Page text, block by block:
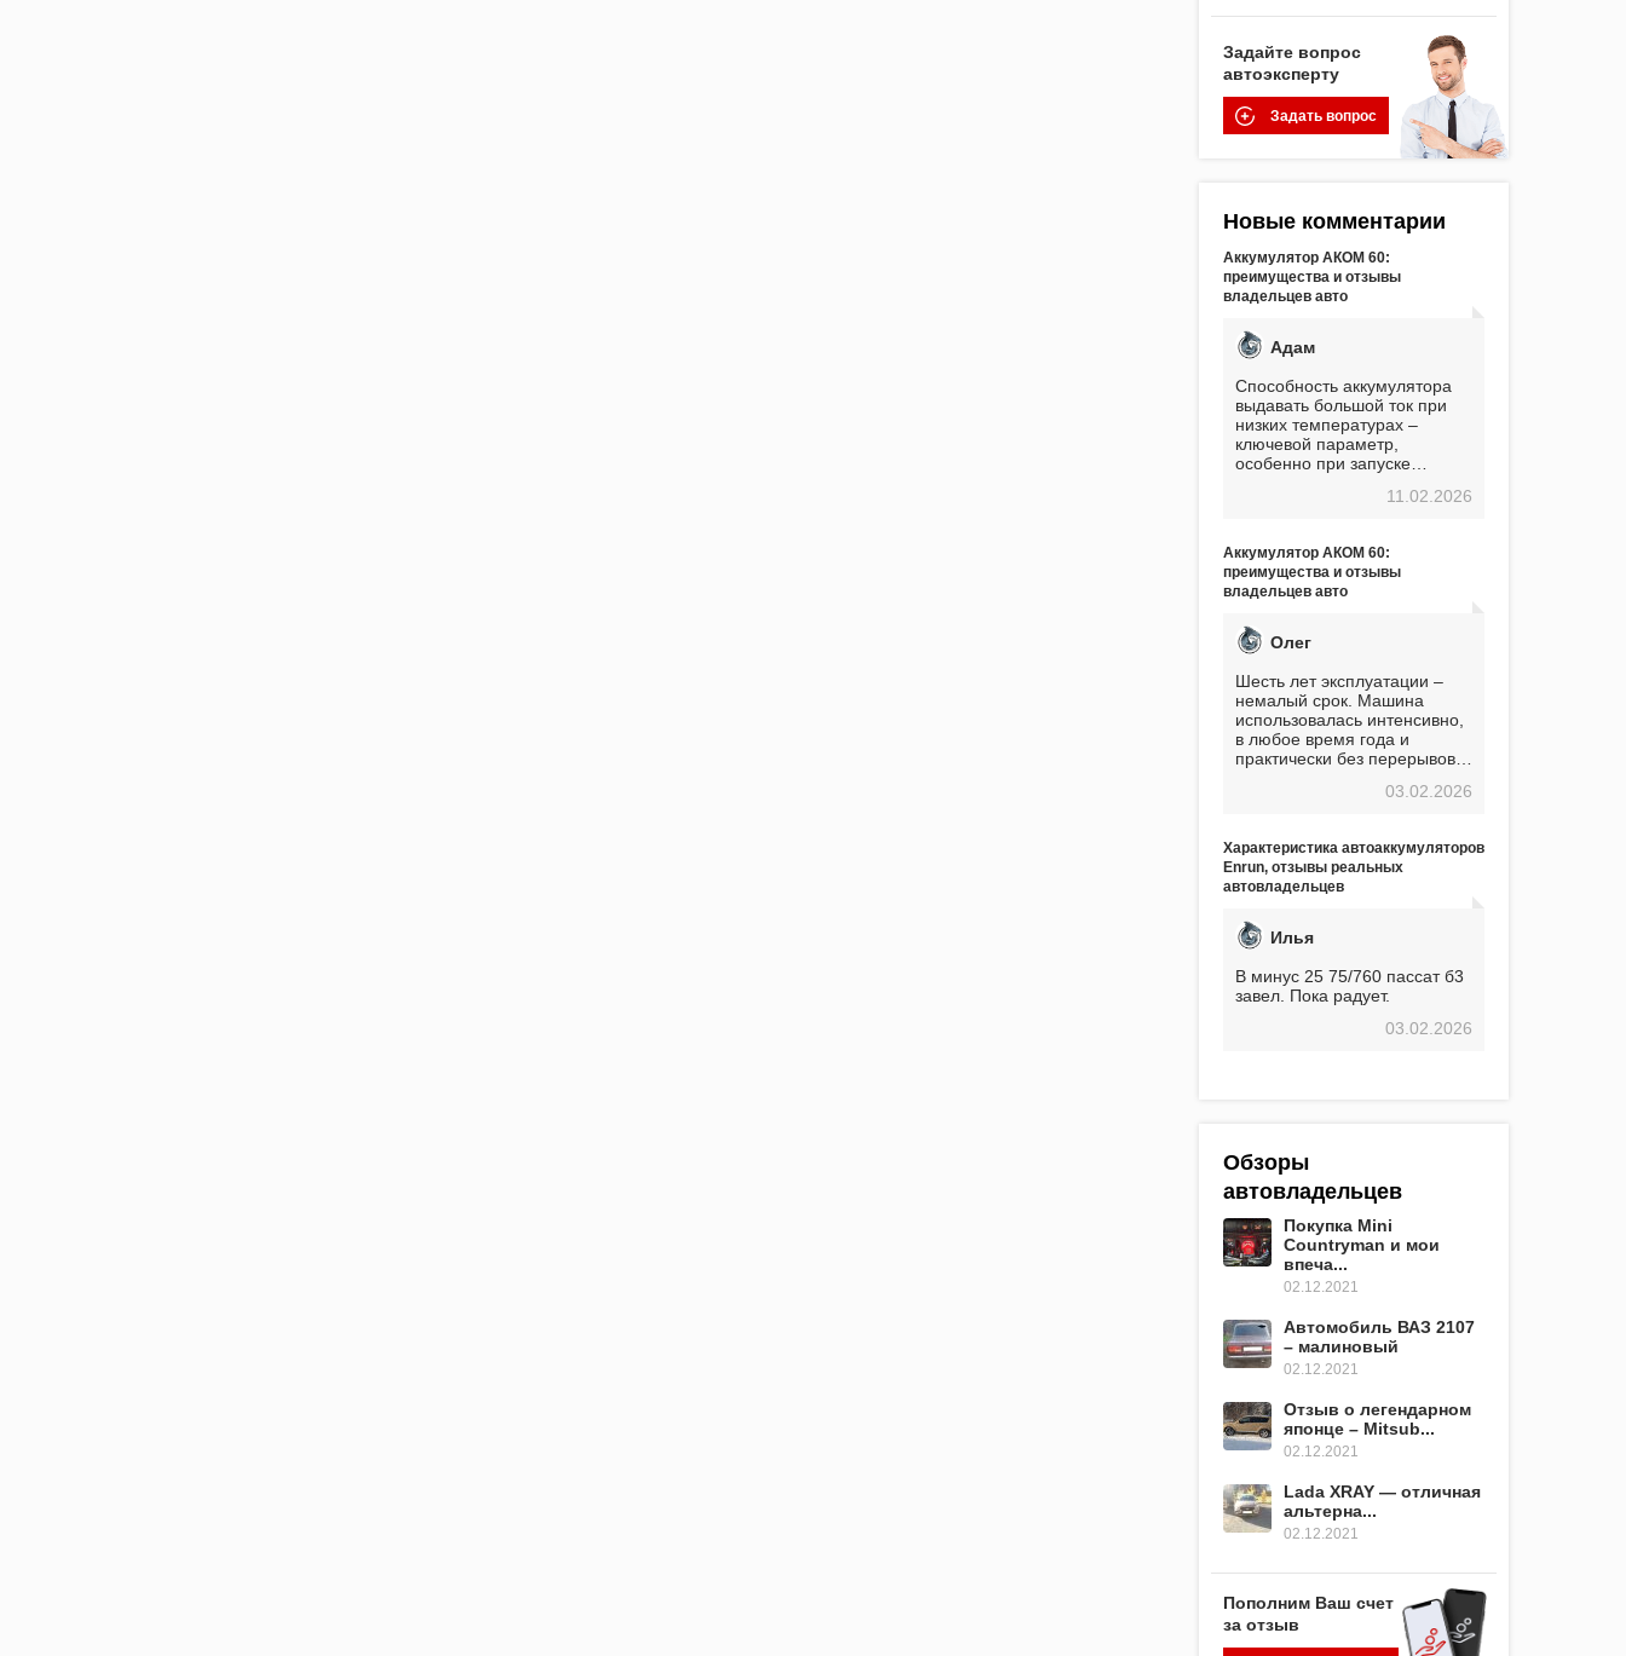
Задайте вопрос
автоэксперту
Задать вопрос
Новые комментарии
Аккумулятор АКОМ 60:
преимущества и отзывы
владельцев авто
Адам
Способность аккумулятора
выдавать большой ток при
низких температурах –
ключевой параметр,
особенно при запуске
показывает, что данный
стоимость. Долго сомневался
перед приобретением, но в
итоге ни разу не пожалел.
вложение, избавляющее от
головной боли, связанной с
АКБ. Подтверждаю
11.02.2026
Аккумулятор АКОМ 60:
преимущества и отзывы
владельцев авто
Олег
Шесть лет эксплуатации –
немалый срок. Машина
использовалась интенсивно,
в любое время года и
практически без перерывов.
экстремальные морозы,
прогревался, чтобы избежать
проблем. И тем не менее, за
весь период использования
связанной с аккумулятором.
Прекрасный аккумулятор!
Недавно установил новый
АКОМ + EFB 75. Судя по
характеристикам, он даже
превосходит предыдущую
03.02.2026
Характеристика автоаккумуляторов
Enrun, отзывы реальных
автовладельцев
Илья
В минус 25 75/760 пассат б3
завел. Пока радует.
03.02.2026
Обзоры
автовладельцев
Покупка Mini
Countryman и мои
впеча...
02.12.2021
Автомобиль ВАЗ 2107
– малиновый
02.12.2021
Отзыв о легендарном
японце – Mitsub...
02.12.2021
Lada XRAY — отличная
альтерна...
02.12.2021
Пополним Ваш счет
за отзыв